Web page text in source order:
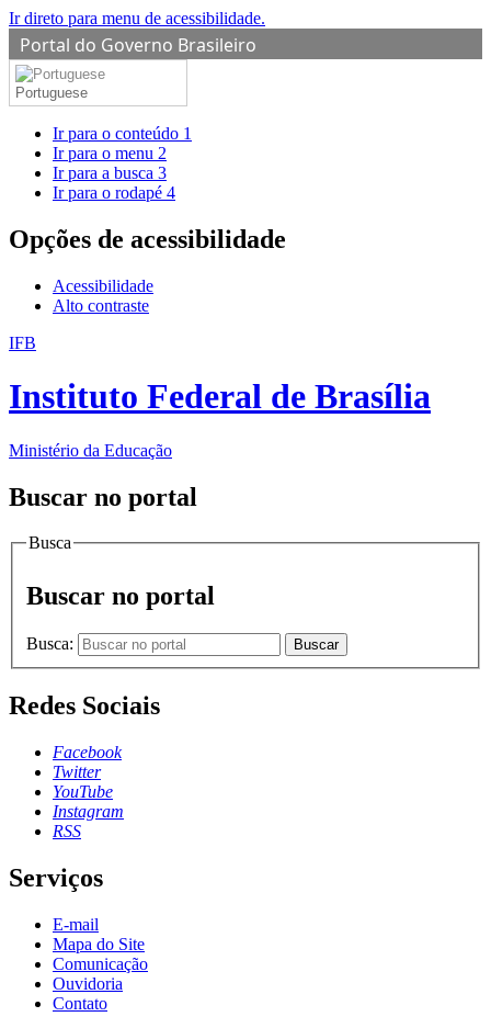
Ir direto para menu de acessibilidade.
Portal do Governo Brasileiro
Portuguese
Ir para o conteúdo 1
Ir para o menu 2
Ir para a busca 3
Ir para o rodapé 4
Opções de acessibilidade
Acessibilidade
Alto contraste
IFB
Instituto Federal de Brasília
Ministério da Educação
Buscar no portal
Busca
Buscar no portal
Busca: Buscar
Redes Sociais
Facebook
Twitter
YouTube
Instagram
RSS
Serviços
E-mail
Mapa do Site
Comunicação
Ouvidoria
Contato